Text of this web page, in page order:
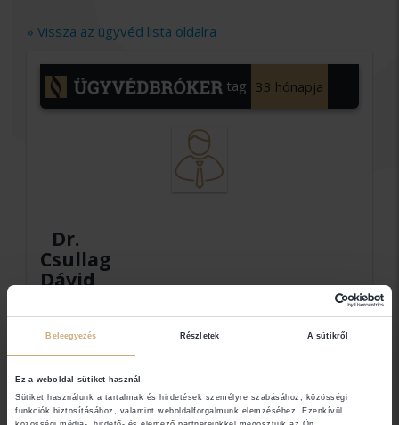
Beleegyezés Részletek A sütikről
Ez a weboldal sütiket használ
Sütiket használunk a tartalmak és hirdetések személyre szabásához, közösségi
funkciók biztosításához, valamint weboldalforgalmunk elemzéséhez. Ezenkívül
» Vissza az ügyvéd lista oldalra
tag 33 hónapja
Dr.
Csullag
Dávid
ügyvéd